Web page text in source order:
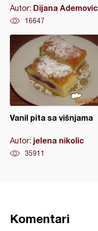
Autor: Dijana Ademovic
16647
Vanil pita sa višnjama
Autor: jelena nikolic
35911
Komentari